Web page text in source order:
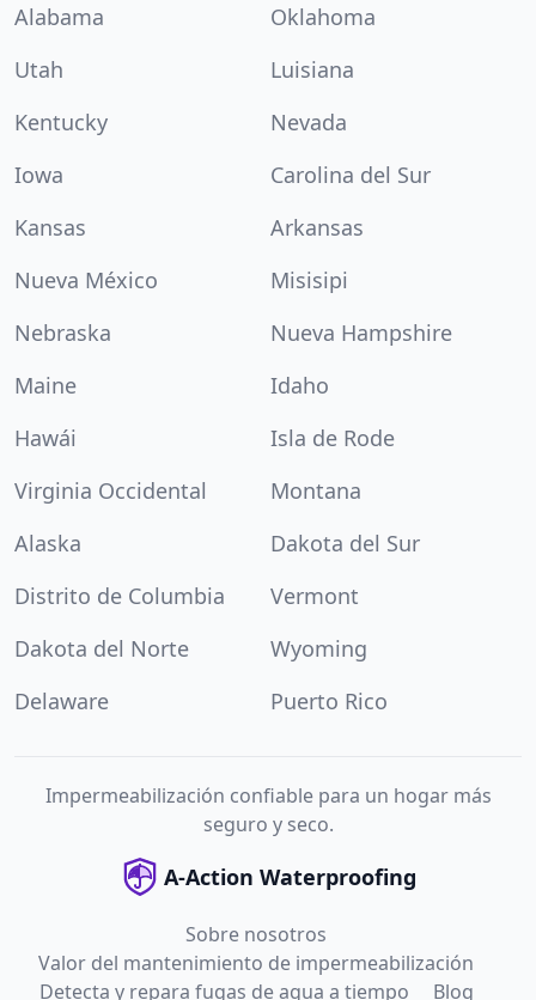
Alabama
Oklahoma
Utah
Luisiana
Kentucky
Nevada
Iowa
Carolina del Sur
Kansas
Arkansas
Nueva México
Misisipi
Nebraska
Nueva Hampshire
Maine
Idaho
Hawái
Isla de Rode
Virginia Occidental
Montana
Alaska
Dakota del Sur
Distrito de Columbia
Vermont
Dakota del Norte
Wyoming
Delaware
Puerto Rico
Impermeabilización confiable para un hogar más
seguro y seco.
A-Action Waterproofing
Sobre nosotros
Valor del mantenimiento de impermeabilización
Detecta y repara fugas de agua a tiempo
Blog